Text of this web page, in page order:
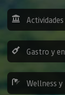
Gastro y
Wellness